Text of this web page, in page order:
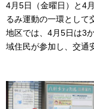
4月5日（金曜日）と4
るみ運動の一環として
地区では、4月5日は3
域住民が参加し、交通